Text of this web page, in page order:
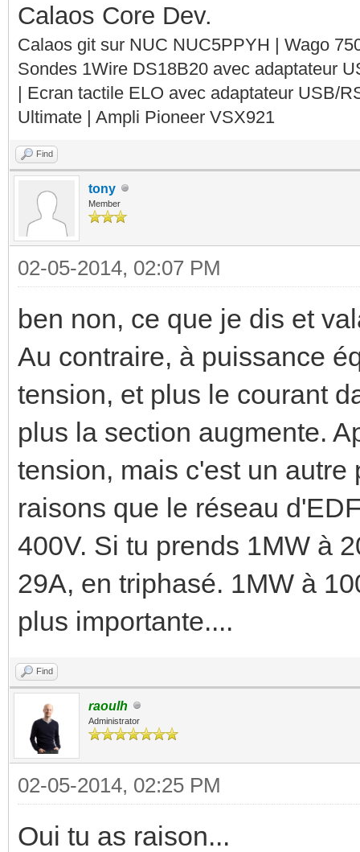
Calaos Core Dev.
Calaos git sur NUC NUC5PPYH | Wago
Sondes 1Wire DS18B20 avec adaptateur
| Ecran tactile ELO avec adaptateur USB/
Ultimate | Ampli Pioneer VSX921
Find
tony
Member
02-05-2014, 02:07 PM
ben non, ce que je dis et
Au contraire, à puissance
tension, et plus le courant
plus la section augmente.
tension, mais c'est un
raisons que le réseau
400V. Si tu prends 1MW à
29A, en triphasé. 1MW à
plus importante....
Find
raoulh
Administrator
02-05-2014, 02:25 PM
Oui tu as raison...